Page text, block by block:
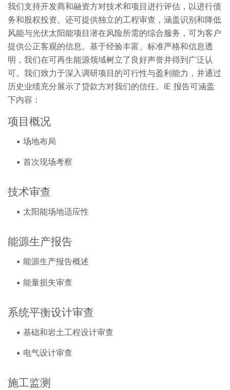
我们支持开发商和融资方对技术和项目进行评估，以进行债
务和股权投资。还可提供独立的工程审查，涵盖识别和降低
风能与光伏太阳能项目潜在风险所需的综合服务，可为客户
提供公正客观的信息。基于经验丰富、标准严格和信息透
明，我们在可再生能源领域树立了良好声誉并得到广泛认
可。我们致力于深入调研项目的可行性与盈利能力，并通过
历史业绩充分展示了贷款方对我们的信任。IE 报告可涵盖
下内容：
项目概况
场地布局
首次现场考察
技术审查
太阳能场地适应性
能源生产报告
能源生产报告概述
能量损失审查
系统平衡设计审查
基础和岩土工程设计审查
电气设计审查
施工监测